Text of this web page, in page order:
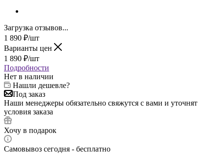
Загрузка отзывов...
1 890 ₽/шт
Варианты цен
1 890 ₽/шт
Подробности
Нет в наличии
Нашли дешевле?
Под заказ
Наши менеджеры обязательно свяжутся с вами и уточнят
условия заказа
Хочу в подарок
Самовывоз сегодня - бесплатно